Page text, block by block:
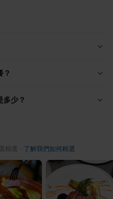
？
多少？
精選 了解我們如何精選